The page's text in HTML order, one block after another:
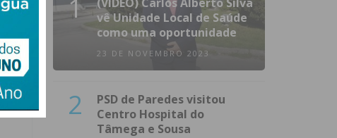
1
vê Unidade Local de Saúde
como uma oportunidade
23 DE NOVEMBRO 2023
2
PSD de Paredes visitou
Centro Hospital do
Tâmega e Sousa